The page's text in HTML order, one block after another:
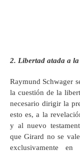
2. Libertad atada a
Raymund Schwager
la cuestión de la
necesario dirigir la
esto es, a la
y al nuevo
que Girard no se
exclusivamente en